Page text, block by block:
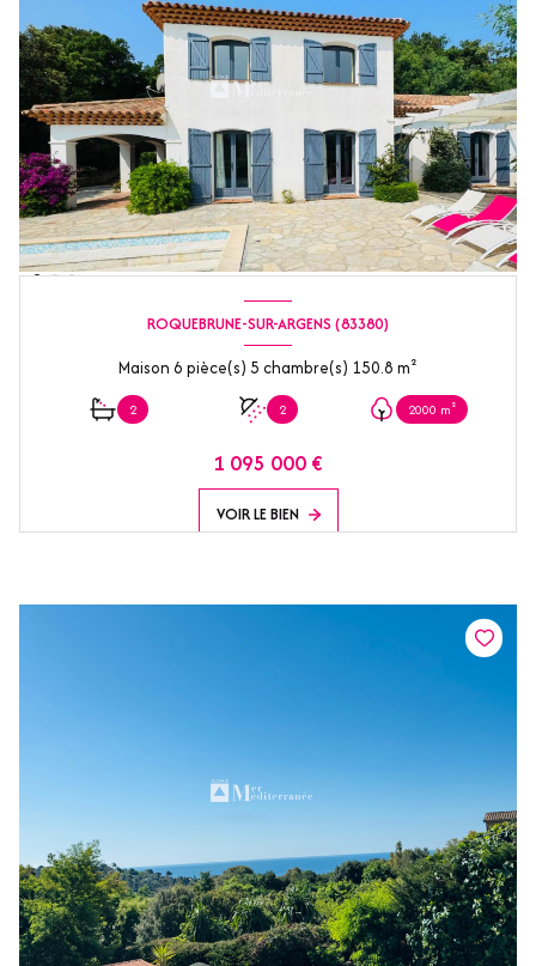
ROQUEBRUNE-SUR-ARGENS (83380)
Maison 6 pièce(s) 5 chambre(s) 150.8 m²
2 2 2000 m²
1 095 000 €
VOIR LE BIEN